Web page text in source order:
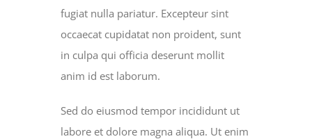
fugiat nulla pariatur. Excepteur sint
occaecat cupidatat non proident, sunt
in culpa qui officia deserunt mollit
anim id est laborum.
Sed do eiusmod tempor incididunt ut
labore et dolore magna aliqua. Ut enim